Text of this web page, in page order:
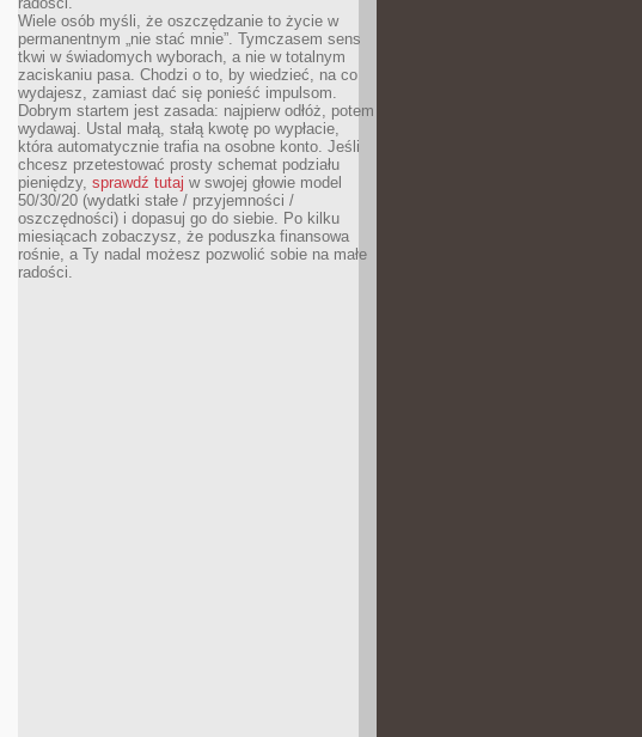
Wiele osób myśli, że oszczędzanie to życie w
permanentnym „nie stać mnie”. Tymczasem sens
tkwi w świadomych wyborach, a nie w totalnym
zaciskaniu pasa. Chodzi o to, by wiedzieć, na co
wydajesz, zamiast dać się ponieść impulsom.
Dobrym startem jest zasada: najpierw odłóż, potem
wydawaj. Ustal małą, stałą kwotę po wypłacie,
która automatycznie trafia na osobne konto. Jeśli
chcesz przetestować prosty schemat podziału
pieniędzy, sprawdź tutaj w swojej głowie model
50/30/20 (wydatki stałe / przyjemności /
oszczędności) i dopasuj go do siebie. Po kilku
miesiącach zobaczysz, że poduszka finansowa
rośnie, a Ty nadal możesz pozwolić sobie na małe
radości.